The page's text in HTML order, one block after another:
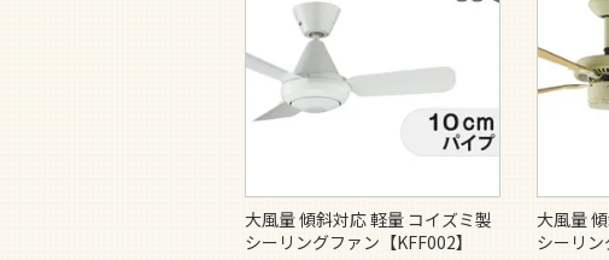
大風量 傾斜対応 軽量 コイズミ製
シーリングファン【KFF002】
大風量
シーリン